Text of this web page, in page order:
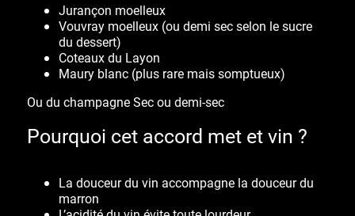
Jurançon moelleux
Vouvray moelleux(ou demi sec selon le sucre
du dessert)
Coteaux du Layon
Maury blanc(plus rare mais somptueux)
Ou du champagne Sec ou demi-sec
Pourquoi cet accord met et vin ?
La douceurdu vin accompagne la douceur du
marron